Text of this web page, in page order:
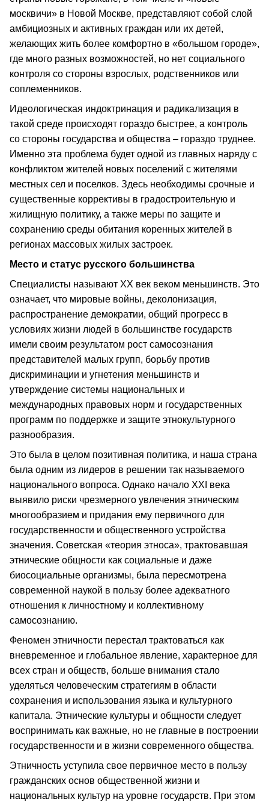
москвичи» в Новой Москве, представляют собой слой
амбициозных и активных граждан или их детей,
желающих жить более комфортно в «большом городе»,
где много разных возможностей, но нет социального
контроля со стороны взрослых, родственников или
соплеменников.
Идеологическая индоктринация и радикализация в
такой среде происходят гораздо быстрее, а контроль
со стороны государства и общества – гораздо труднее.
Именно эта проблема будет одной из главных наряду с
конфликтом жителей новых поселений с жителями
местных сел и поселков. Здесь необходимы срочные и
существенные коррективы в градостроительную и
жилищную политику, а также меры по защите и
сохранению среды обитания коренных жителей в
регионах массовых жилых застроек.
Место и статус русского большинства
Специалисты называют ХХ век веком меньшинств. Это
означает, что мировые войны, деколонизация,
распространение демократии, общий прогресс в
условиях жизни людей в большинстве государств
имели своим результатом рост самосознания
представителей малых групп, борьбу против
дискриминации и угнетения меньшинств и
утверждение системы национальных и
международных правовых норм и государственных
программ по поддержке и защите этнокультурного
разнообразия.
Это была в целом позитивная политика, и наша страна
была одним из лидеров в решении так называемого
национального вопроса. Однако начало ХХI века
выявило риски чрезмерного увлечения этническим
многообразием и придания ему первичного для
государственности и общественного устройства
значения. Советская «теория этноса», трактовавшая
этнические общности как социальные и даже
биосоциальные организмы, была пересмотрена
современной наукой в пользу более адекватного
отношения к личностному и коллективному
самосознанию.
Феномен этничности перестал трактоваться как
вневременное и глобальное явление, характерное для
всех стран и обществ, больше внимания стало
уделяться человеческим стратегиям в области
сохранения и использования языка и культурного
капитала. Этнические культуры и общности следует
воспринимать как важные, но не главные в построении
государственности и в жизни современного общества.
Этничность уступила свое первичное место в пользу
гражданских основ общественной жизни и
национальных культур на уровне государств. При этом